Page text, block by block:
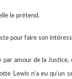
le prétend.
pour faire son
amour de la Justice,
Lewis n’a eu qu’un